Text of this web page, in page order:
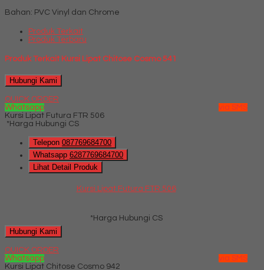
Bahan: PVC Vinyl dan Chrome
Produk Terkait
Produk Terbaru
Produk Terkait Kursi Lipat Chitose Cosmo 541
Hubungi Kami
QUICK ORDER
Whatsapp
via SMS
Kursi Lipat Futura FTR 506
*Harga Hubungi CS
Telepon 087769684700
Whatsapp 6287769684700
Lihat Detail Produk
Kursi Lipat Futura FTR 506
*Harga Hubungi CS
Hubungi Kami
QUICK ORDER
Whatsapp
via SMS
Kursi Lipat Chitose Cosmo 942